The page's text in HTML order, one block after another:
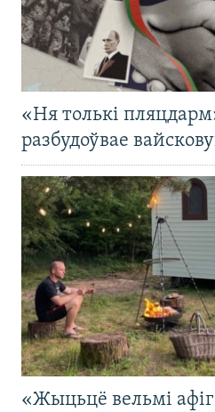
«Ня толькі
разбудоўвае
«Жыцьцё вельмі